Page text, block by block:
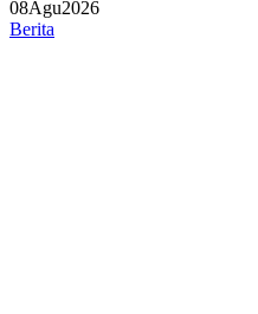
08Agu2026
Berita